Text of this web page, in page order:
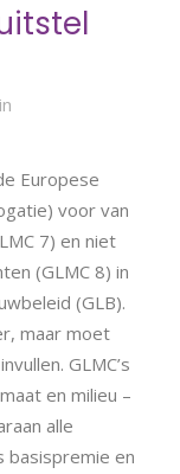
Europese
voor van
7) en niet
(GLMC 8) in
(GLB).
maar moet
GLMC’s
en milieu –
alle
basispremie en